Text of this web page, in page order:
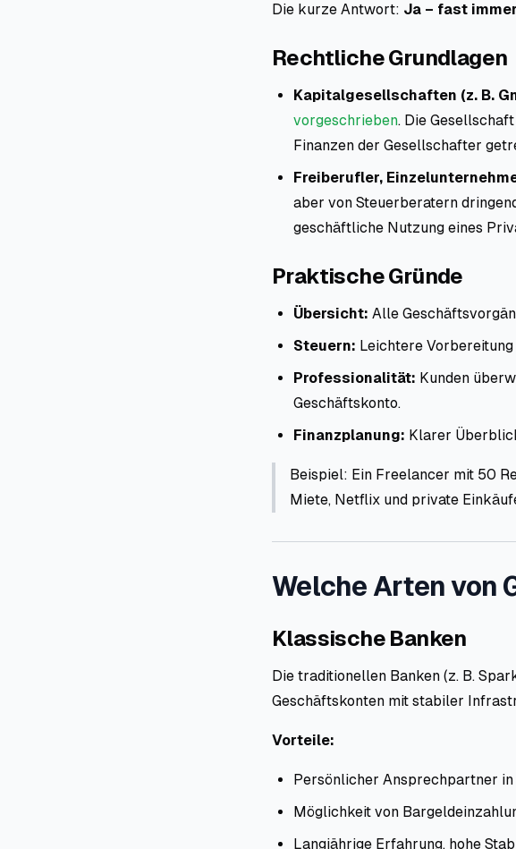
Die kurze Antwort: Ja – fast
Rechtliche Grundlagen
Kapitalgesellschaften (z. B.
vorgeschrieben. Die
Finanzen der Gesellschafter
Freiberufler,
aber von Steuerberatern
geschäftliche Nutzung eines
Praktische Gründe
Übersicht: Alle
Steuern: Leichtere
Professionalität: Kunden
Geschäftskonto.
Finanzplanung: Klarer
Beispiel: Ein Freelancer mit 50
Miete, Netflix und private
Welche Arten von
Klassische Banken
Die traditionellen Banken (z. B.
Geschäftskonten mit stabiler
Vorteile:
Persönlicher Ansprechpartner
Möglichkeit von
Langjährige Erfahrung, hohe